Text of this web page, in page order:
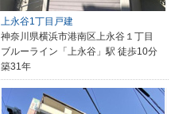
上永谷1丁目戸建
神奈川県横浜市港南区上永谷１丁目
ブルーライン「上永谷」駅 徒歩10分
築31年